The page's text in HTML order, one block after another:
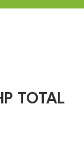
TOTAL